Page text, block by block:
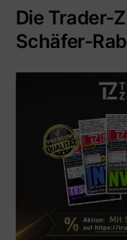
Die Trader-
Schäfer-